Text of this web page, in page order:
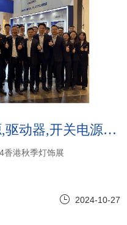
伊戈尔,驱动器,开关电源,驱动器,开关电源:伊戈尔,驱动器,开关电源亮相2024香港秋季灯饰展
香港秋季灯饰展
2024-10-27